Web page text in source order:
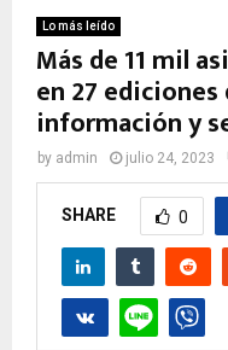
Lo más leído
Más de 11 mil
en 27
información y
by admin julio 24, 2023
SHARE 0